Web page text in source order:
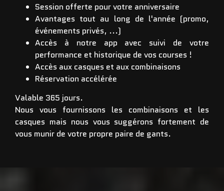
Session offerte pour votre anniversaire
Avantages tout au long de l'année (promo,
événements privés, ...)
Accès à notre app avec suivi de votre
performance et historique de vos courses !
Accès aux casques et aux combinaisons
Réservation accélérée
Valable 365 jours.
Nous vous fournissons les combinaisons et les
casques mais nous vous suggérons fortement de
vous munir de votre propre paire de gants.